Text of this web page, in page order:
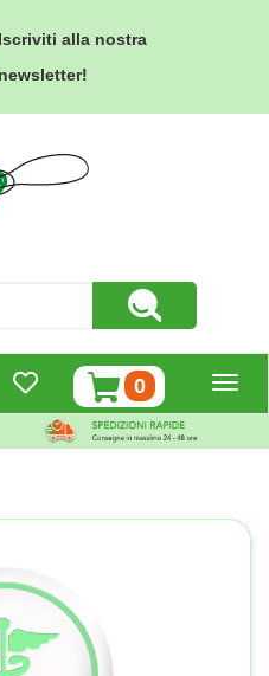
Iscriviti alla nostra
newsletter!
Cerca Prodotto
0prodotti
inseriti